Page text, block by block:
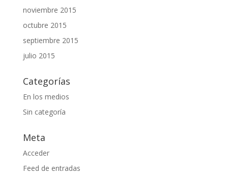
noviembre 2015
octubre 2015
septiembre 2015
julio 2015
Categorías
En los medios
Sin categoría
Meta
Acceder
Feed de entradas